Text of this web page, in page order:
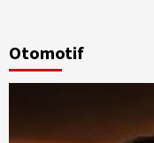
Otomotif